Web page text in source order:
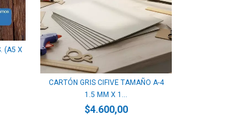
(A5 X
CARTÓN GRIS CIFIVE TAMAÑO A-4
1.5 MM X 1...
$4.600,00